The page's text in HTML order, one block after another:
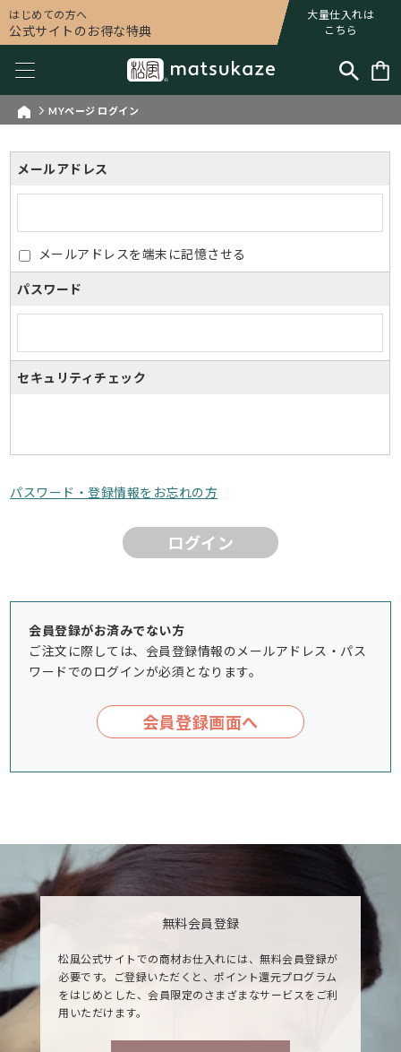
はじめての方へ
公式サイトのお得な特典
大量仕入れは
こちら
MYページ ログイン
メールアドレス
メールアドレスを端末に記憶させる
パスワード
セキュリティチェック
パスワード・登録情報をお忘れの方
ログイン
会員登録がお済みでない方
ご注文に際しては、会員登録情報のメールアドレス・パス
ワードでのログインが必須となります。
会員登録画面へ
無料会員登録
松風公式サイトでの商材お仕入れには、無料会員登録が
必要です。ご登録いただくと、ポイント還元プログラム
をはじめとした、会員限定のさまざまなサービスをご利
用いただけます。